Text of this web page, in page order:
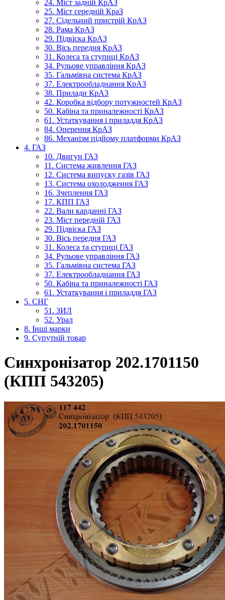
24. Міст задній КрАЗ
25. Міст середній КраЗ
27. Сідельний пристрій КрАЗ
28. Рама КрАЗ
29. Підвіска КрАЗ
30. Вісь передня КрАЗ
31. Колеса та ступиці КрАЗ
34. Рульове управління КрАЗ
35. Гальмівна система КрАЗ
37. Електрообладнання КрАЗ
38. Прилади КрАЗ
42. Коробка відбору потужностей КрАЗ
50. Кабіна та приналежності КрАЗ
61. Устаткування і приладдя КрАЗ
84. Оперення КрАЗ
86. Механізм підйому платформи КрАЗ
4. ГАЗ
10. Двигун ГАЗ
11. Система живлення ГАЗ
12. Система випуску газів ГАЗ
13. Система охолодження ГАЗ
16. Зчеплення ГАЗ
17. КПП ГАЗ
22. Вали карданні ГАЗ
23. Міст передній ГАЗ
29. Підвіска ГАЗ
30. Вісь передня ГАЗ
31. Колеса та ступиці ГАЗ
34. Рульове управління ГАЗ
35. Гальмівна система ГАЗ
37. Електрообладнання ГАЗ
50. Кабіна та приналежності ГАЗ
61. Устаткування і приладдя ГАЗ
5. СНГ
51. ЗИЛ
52. Урал
8. Інші марки
9. Супутній товар
Синхронізатор 202.1701150
(КПП 543205)